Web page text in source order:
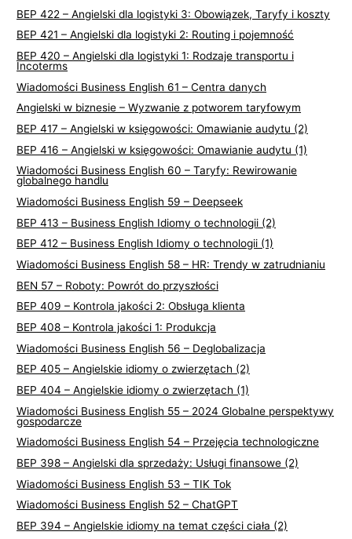
BEP 422 – Angielski dla logistyki 3: Obowiązek, Taryfy i koszty
BEP 421 – Angielski dla logistyki 2: Routing i pojemność
BEP 420 – Angielski dla logistyki 1: Rodzaje transportu i
Incoterms
Wiadomości Business English 61 – Centra danych
Angielski w biznesie – Wyzwanie z potworem taryfowym
BEP 417 – Angielski w księgowości: Omawianie audytu (2)
BEP 416 – Angielski w księgowości: Omawianie audytu (1)
Wiadomości Business English 60 – Taryfy: Rewirowanie
globalnego handlu
Wiadomości Business English 59 – Deepseek
BEP 413 – Business English Idiomy o technologii (2)
BEP 412 – Business English Idiomy o technologii (1)
Wiadomości Business English 58 – HR: Trendy w zatrudnianiu
BEN 57 – Roboty: Powrót do przyszłości
BEP 409 – Kontrola jakości 2: Obsługa klienta
BEP 408 – Kontrola jakości 1: Produkcja
Wiadomości Business English 56 – Deglobalizacja
BEP 405 – Angielskie idiomy o zwierzętach (2)
BEP 404 – Angielskie idiomy o zwierzętach (1)
Wiadomości Business English 55 – 2024 Globalne perspektywy
gospodarcze
Wiadomości Business English 54 – Przejęcia technologiczne
BEP 398 – Angielski dla sprzedaży: Usługi finansowe (2)
Wiadomości Business English 53 – TIK Tok
Wiadomości Business English 52 – ChatGPT
BEP 394 – Angielskie idiomy na temat części ciała (2)